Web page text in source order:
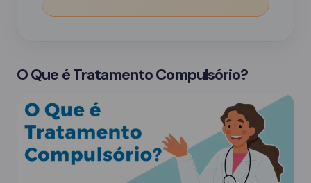
O Que é Tratamento Compulsório?